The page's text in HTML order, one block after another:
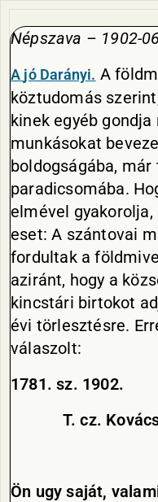
Népszava – 1902-
A jó Darányi. A
köztudomás
kinek egyéb
munkásokat
boldogságába,
paradicsomába.
elmével
eset: A szántovai
fordultak a
aziránt, hogy a
kincstári birtokot
évi törlesztésre.
válaszolt:
1781. sz. 1902.
T. cz.
Ön ugy saját,